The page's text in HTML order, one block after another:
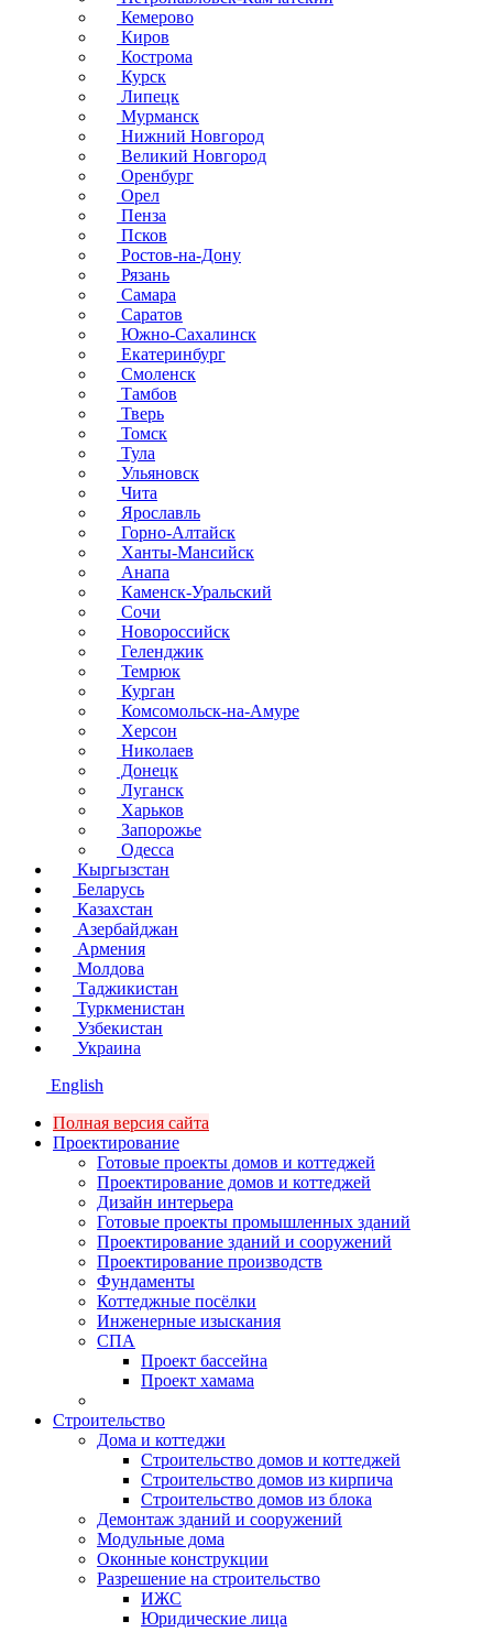
Кемерово
Киров
Кострома
Курск
Липецк
Мурманск
Нижний Новгород
Великий Новгород
Оренбург
Орел
Пенза
Псков
Ростов-на-Дону
Рязань
Самара
Саратов
Южно-Сахалинск
Екатеринбург
Смоленск
Тамбов
Тверь
Томск
Тула
Ульяновск
Чита
Ярославль
Горно-Алтайск
Ханты-Мансийск
Анапа
Каменск-Уральский
Сочи
Новороссийск
Геленджик
Темрюк
Курган
Комсомольск-на-Амуре
Херсон
Николаев
Донецк
Луганск
Харьков
Запорожье
Одесса
Кыргызстан
Беларусь
Казахстан
Азербайджан
Армения
Молдова
Таджикистан
Туркменистан
Узбекистан
Украина
English
Полная версия сайта
Проектирование
Готовые проекты домов и коттеджей
Проектирование домов и коттеджей
Дизайн интерьера
Готовые проекты промышленных зданий
Проектирование зданий и сооружений
Проектирование производств
Фундаменты
Коттеджные посёлки
Инженерные изыскания
СПА
Проект бассейна
Проект хамама
Строительство
Дома и коттеджи
Строительство домов и коттеджей
Строительство домов из кирпича
Строительство домов из блока
Демонтаж зданий и сооружений
Модульные дома
Оконные конструкции
Разрешение на строительство
ИЖС
Юридические лица